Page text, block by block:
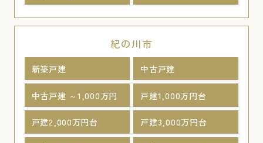
紀の川市
新築戸建 中古戸建
中古戸建 ～1,000万円 戸建1,000万円台
戸建2,000万円台 戸建3,000万円台